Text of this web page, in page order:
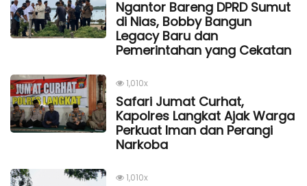
Ngantor Bareng DPRD Sumut
di Nias, Bobby Bangun
Legacy Baru dan
Pemerintahan yang Cekatan
1,010x
Safari Jumat Curhat,
Kapolres Langkat Ajak Warga
Perkuat Iman dan Perangi
Narkoba
1,010x